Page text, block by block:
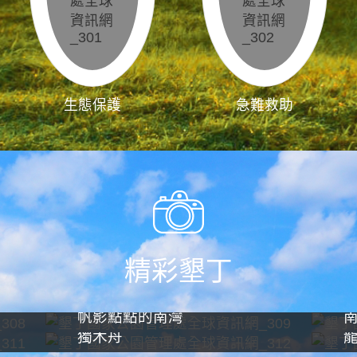
生態保護 急難救助
精彩墾丁
帆影點點的南灣
獨木舟